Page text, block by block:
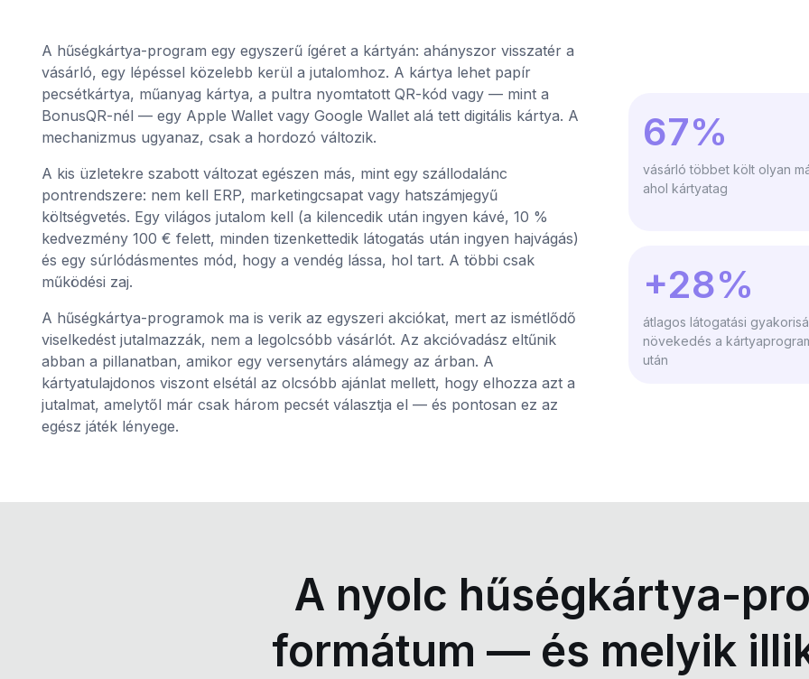
A hűségkártya-program egy egyszerű ígéret a kártyán: ahányszor visszatér a
vásárló, egy lépéssel közelebb kerül a jutalomhoz. A kártya lehet papír
pecsétkártya, műanyag kártya, a pultra nyomtatott QR-kód vagy — mint a
BonusQR-nél — egy Apple Wallet vagy Google Wallet alá tett digitális kártya. A
mechanizmus ugyanaz, csak a hordozó változik.
A kis üzletekre szabott változat egészen más, mint egy szállodalánc
pontrendszere: nem kell ERP, marketingcsapat vagy hatszámjegyű
költségvetés. Egy világos jutalom kell (a kilencedik után ingyen kávé, 10 %
kedvezmény 100 € felett, minden tizenkettedik látogatás után ingyen hajvágás)
és egy súrlódásmentes mód, hogy a vendég lássa, hol tart. A többi csak
működési zaj.
A hűségkártya-programok ma is verik az egyszeri akciókat, mert az ismétlődő
viselkedést jutalmazzák, nem a legolcsóbb vásárlót. Az akcióvadász eltűnik
abban a pillanatban, amikor egy versenytárs alámegy az árban. A
kártyatulajdonos viszont elsétál az olcsóbb ajánlat mellett, hogy elhozza azt a
jutalmat, amelytől már csak három pecsét választja el — és pontosan ez az
egész játék lényege.
67%
vásárló többet költ olyan
ahol kártyatag
+28%
átlagos látogatási
növekedés a
után
A nyolc hűségkártya-
formátum — és melyik